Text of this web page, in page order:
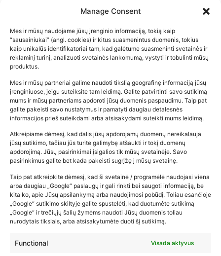
Manage Consent
Mes ir mūsų naudojame jūsų įrenginio informaciją, tokią kaip
“sausainiukai” (angl. cookies) ir kitus suasmenintus duomenis, tokius
kaip unikalūs identifikatoriai tam, kad galėtume suasmeninti svetainės ir
reklaminį turinį, analizuoti svetainės lankomumą, vystyti ir tobulinti mūsų
produktus.
Mes ir mūsų partneriai galime naudoti tikslią geografinę informaciją jūsų
įrenginiuose, jeigu suteiksite tam leidimą. Galite patvirtinti savo sutikimą
mums ir mūsų partneriams apdoroti jūsų duomenis paspaudimu. Taip pat
galite pakeisti savo nustatymus ir pamatyti daugiau detalesnės
informacijos prieš suteikdami arba atsisakydami suteikti mums leidimą.
Atkreipiame dėmesį, kad dalis jūsų apdorojamų duomenų nereikalauja
jūsų sutikimo, tačiau jūs turite galimybę atšaukti ir tokį duomenų
apdorojimą. Jūsų pasirinkimai įsigalios tik mūsų svetainėje. Savo
pasirinkimus galite bet kada pakeisti sugrįžę į mūsų svetainę.
Taip pat atkreipkite dėmesį, kad ši svetainė / programėlė naudojasi viena
arba daugiau „Google“ paslaugų ir gali rinkti bei saugoti informaciją, be
kita ko, apie Jūsų apsilankymą arba naudojimosi pobūdį. Toliau esančioje
„Google“ sutikimo skiltyje galite spustelėti, kad duotumėte sutikimą
„Google“ ir trečiųjų šalių žymėms naudoti Jūsų duomenis toliau
nurodytais tikslais, arba atsisakytumėte duoti šį sutikimą.
Functional Visada aktyvus
Populiariausios parduotuvės
kūdikių tyrelės –…
2026-02-22